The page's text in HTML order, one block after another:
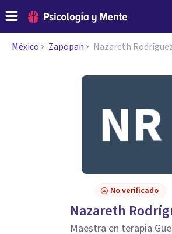
México Zapopan Nazareth
No verificado
Nazareth
Maestra en terapia